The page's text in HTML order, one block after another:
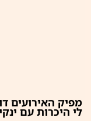
מפיק האירועים
לי היכרות עם